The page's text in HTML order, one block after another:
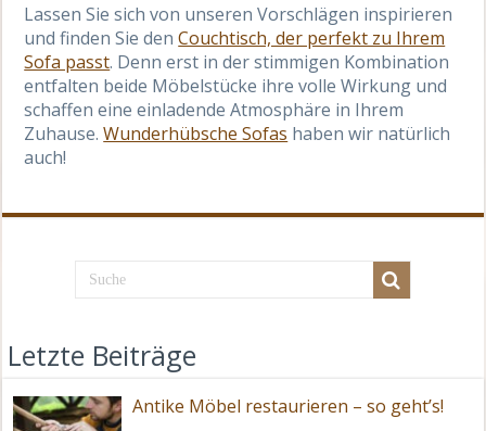
Lassen Sie sich von unseren Vorschlägen inspirieren
und finden Sie denCouchtisch, der perfekt zu Ihrem
Sofa passt. Denn erst in der stimmigen Kombination
entfalten beide Möbelstücke ihre volle Wirkung und
schaffen eine einladende Atmosphäre in Ihrem
Zuhause.Wunderhübsche Sofas haben wir natürlich
auch!
Letzte Beiträge
Antike Möbel restaurieren – so geht’s!